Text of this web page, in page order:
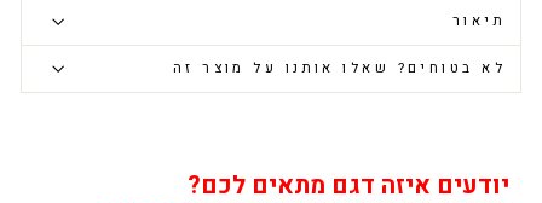
תיאור
לא בטוחים? שאלו אותנו על מוצר זה
יודעים איזה דגם מתאים לכם?